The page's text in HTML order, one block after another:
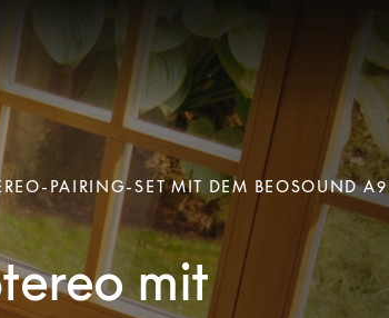
PAIRING-SET MIT DEM BEOSOUND A9
mit